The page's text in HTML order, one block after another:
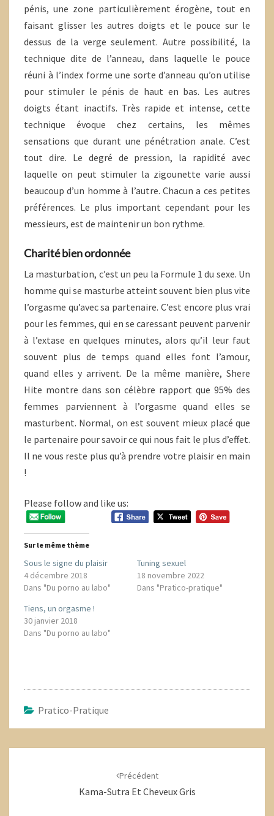
pénis, une zone particulièrement érogène, tout en
faisant glisser les autres doigts et le pouce sur le
dessus de la verge seulement. Autre possibilité, la
technique dite de l’anneau, dans laquelle le pouce
réuni à l’index forme une sorte d’anneau qu’on utilise
pour stimuler le pénis de haut en bas. Les autres
doigts étant inactifs. Très rapide et intense, cette
technique évoque chez certains, les mêmes
sensations que durant une pénétration anale. C’est
tout dire. Le degré de pression, la rapidité avec
laquelle on peut stimuler la zigounette varie aussi
beaucoup d’un homme à l’autre. Chacun a ces petites
préférences. Le plus important cependant pour les
messieurs, est de maintenir un bon rythme.
Charité bien ordonnée
La masturbation, c’est un peu la Formule 1 du sexe. Un
homme qui se masturbe atteint souvent bien plus vite
l’orgasme qu’avec sa partenaire. C’est encore plus vrai
pour les femmes, qui en se caressant peuvent parvenir
à l’extase en quelques minutes, alors qu’il leur faut
souvent plus de temps quand elles font l’amour,
quand elles y arrivent. De la même manière, Shere
Hite montre dans son célèbre rapport que 95% des
femmes parviennent à l’orgasme quand elles se
masturbent. Normal, on est souvent mieux placé que
le partenaire pour savoir ce qui nous fait le plus d’effet.
Il ne vous reste plus qu’à prendre votre plaisir en main
!
Please follow and like us:
Sur le même thème
Sous le signe du plaisir
4 décembre 2018
Dans "Du porno au labo"
Tuning sexuel
18 novembre 2022
Dans "Pratico-pratique"
Tiens, un orgasme !
30 janvier 2018
Dans "Du porno au labo"
Pratico-Pratique
Précédent
Kama-Sutra Et Cheveux Gris